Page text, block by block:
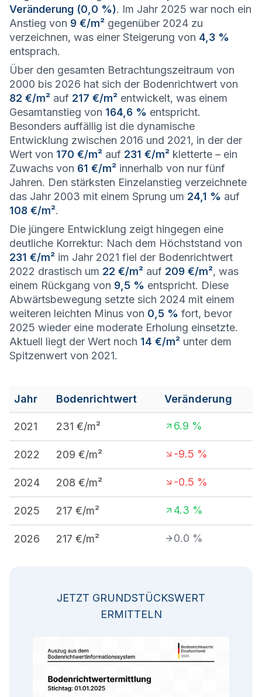
Veränderung (0,0 %). Im Jahr 2025 war noch ein
Anstieg von 9 €/m² gegenüber 2024 zu
verzeichnen, was einer Steigerung von 4,3 %
entsprach.
Über den gesamten Betrachtungszeitraum von
2000 bis 2026 hat sich der Bodenrichtwert von
82 €/m² auf 217 €/m² entwickelt, was einem
Gesamtanstieg von 164,6 % entspricht.
Besonders auffällig ist die dynamische
Entwicklung zwischen 2016 und 2021, in der der
Wert von 170 €/m² auf 231 €/m² kletterte – ein
Zuwachs von 61 €/m² innerhalb von nur fünf
Jahren. Den stärksten Einzelanstieg verzeichnete
das Jahr 2003 mit einem Sprung um 24,1 % auf
108 €/m².
Die jüngere Entwicklung zeigt hingegen eine
deutliche Korrektur: Nach dem Höchststand von
231 €/m² im Jahr 2021 fiel der Bodenrichtwert
2022 drastisch um 22 €/m² auf 209 €/m², was
einem Rückgang von 9,5 % entspricht. Diese
Abwärtsbewegung setzte sich 2024 mit einem
weiteren leichten Minus von 0,5 % fort, bevor
2025 wieder eine moderate Erholung einsetzte.
Aktuell liegt der Wert noch 14 €/m² unter dem
Spitzenwert von 2021.
Jahr Bodenrichtwert Veränderung
2021 231 €/m² 6.9 %
2022 209 €/m² -9.5 %
2024 208 €/m² -0.5 %
2025 217 €/m² 4.3 %
2026 217 €/m² 0.0 %
JETZT GRUNDSTÜCKSWERT
ERMITTELN